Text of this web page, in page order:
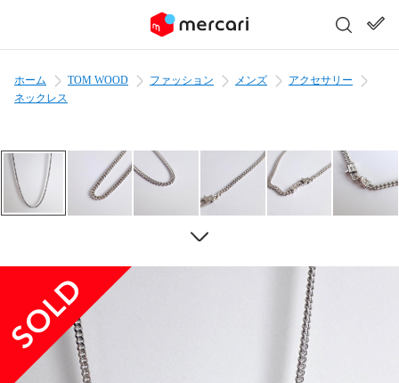
ホーム TOM WOOD ファッション メンズ
アクセサリー
ネックレス